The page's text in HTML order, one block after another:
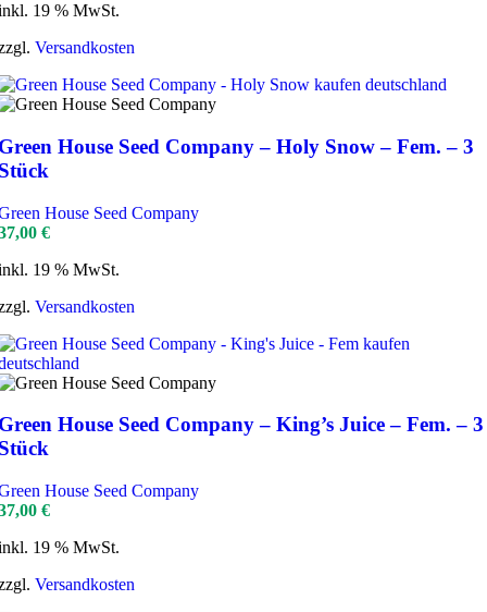
19 % MwSt.
Versandkosten
House Seed Company – Holy Snow – Fem. – 3
House Seed Company
€
19 % MwSt.
Versandkosten
House Seed Company – King’s Juice – Fem. – 3
House Seed Company
€
19 % MwSt.
Versandkosten